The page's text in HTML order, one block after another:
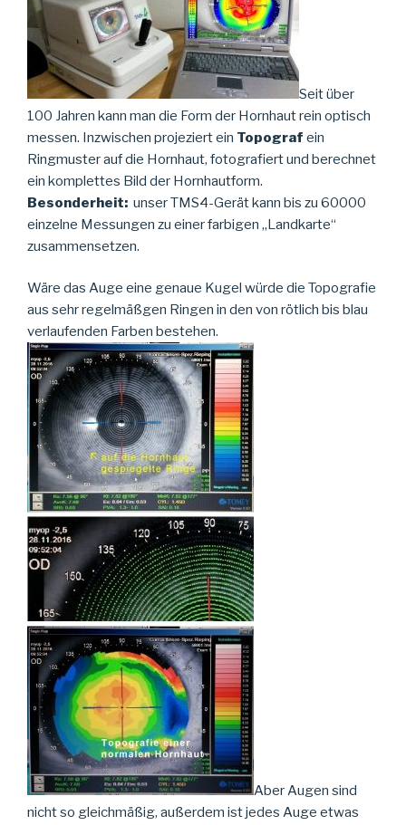
Seit über
100 Jahren kann man die Form der Hornhaut rein optisch
messen. Inzwischen projeziert ein Topograf ein
Ringmuster auf die Hornhaut, fotografiert und berechnet
ein komplettes Bild der Hornhautform.
Besonderheit: unser TMS4-Gerät kann bis zu 60000
einzelne Messungen zu einer farbigen „Landkarte“
zusammensetzen.
Wäre das Auge eine genaue Kugel würde die Topografie
aus sehr regelmäßgen Ringen in den von rötlich bis blau
verlaufenden Farben bestehen.
Aber Augen sind
nicht so gleichmäßig, außerdem ist jedes Auge etwas